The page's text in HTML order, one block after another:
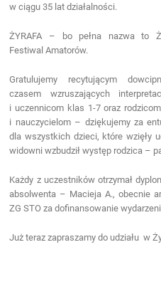
w ciągu 35 lat działalności.
ŻYRAFA – bo pełna nazwa to
Festiwal Amatorów.
Gratulujemy recytującym
czasem wzruszających
i uczennicom klas 1-7 oraz
i nauczycielom – dziękujemy za
dla wszystkich dzieci, które wzięły
widowni wzbudził występ rodzica –
Każdy z uczestników otrzymał
absolwenta – Macieja A., obecnie
ZG STO za dofinansowanie
Już teraz zapraszamy do udziału w